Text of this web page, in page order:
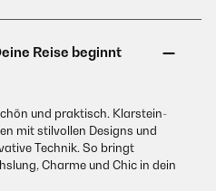
und praktisch. Klarstein-
mit stilvollen Designs und
Technik. So bringt
Charme und Chic in dein